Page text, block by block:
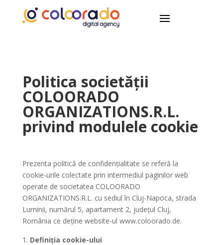
Politica societății
COLOORADO
ORGANIZATIONS.R.L.
privind modulele cookie
Prezenta politică de confidențialitate se referă la
cookie-urile colectate prin intermediul paginilor web
operate de societatea COLOORADO
ORGANIZATIONS.R.L. cu sediul în Cluj-Napoca, strada
Luminii, numărul 5, apartament 2, județul Cluj,
România ce deține website-ul www.coloorado.de.
Definiția cookie-ului